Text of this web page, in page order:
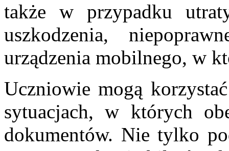
także w przypadku
uszkodzenia,
urządzenia mobilnego, w
Uczniowie mogą
sytuacjach, w których
dokumentów. Nie tylko